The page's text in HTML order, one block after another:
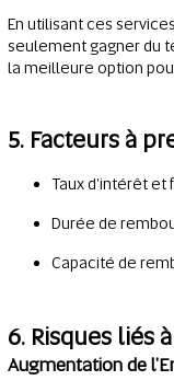
En utilisant ces
seulement gagner du
la meilleure option
5. Facteurs à
Taux d'intérêt et
Durée de
Capacité de
6. Risques liés
Augmentation de